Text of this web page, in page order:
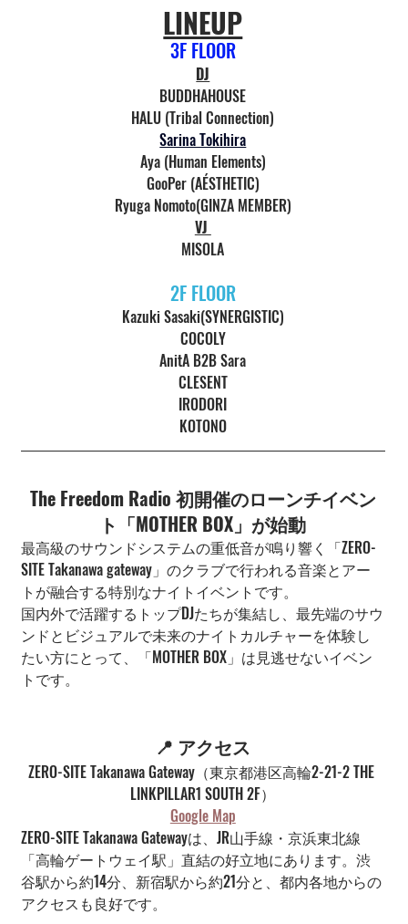
LINEUP
3F FLOOR
DJ
BUDDHAHOUSE
HALU (Tribal Connection)
Sarina Tokihira
Aya (Human Elements)
GooPer (AÉSTHETIC)
Ryuga Nomoto(GINZA MEMBER)
VJ
MISOLA
2F FLOOR
Kazuki Sasaki(SYNERGISTIC)
COCOLY
AnitA B2B Sara
CLESENT
IRODORI
KOTONO
The Freedom Radio 初開催のローンチイベン
ト「MOTHER BOX」が始動
最高級のサウンドシステムの重低音が鳴り響く「ZERO-
SITE Takanawa gateway」のクラブで行われる音楽とアー
トが融合する特別なナイトイベントです。
国内外で活躍するトップDJたちが集結し、最先端のサウ
ンドとビジュアルで未来のナイトカルチャーを体験し
たい方にとって、「MOTHER BOX」は見逃せないイベン
トです。
📍 アクセス
ZERO-SITE Takanawa Gateway（東京都港区高輪2-21-2 THE
LINKPILLAR1 SOUTH 2F）
Google Map
ZERO-SITE Takanawa Gatewayは、JR山手線・京浜東北線
「高輪ゲートウェイ駅」直結の好立地にあります。渋
谷駅から約14分、新宿駅から約21分と、都内各地からの
アクセスも良好です。